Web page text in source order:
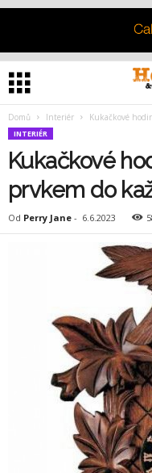
Domů Interiér Kukačkové
INTERIÉR
Kukačkové
prvkem do
Od Perry Jane - 6.6.2023